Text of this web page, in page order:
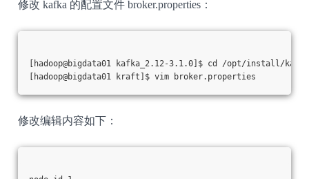
修改 kafka 的配置文件 broker.properties：
[hadoop@bigdata01 kafka_2.12-3.1.0]$ cd /opt/install/
[hadoop@bigdata01 kraft]$ vim broker.properties
修改编辑内容如下：